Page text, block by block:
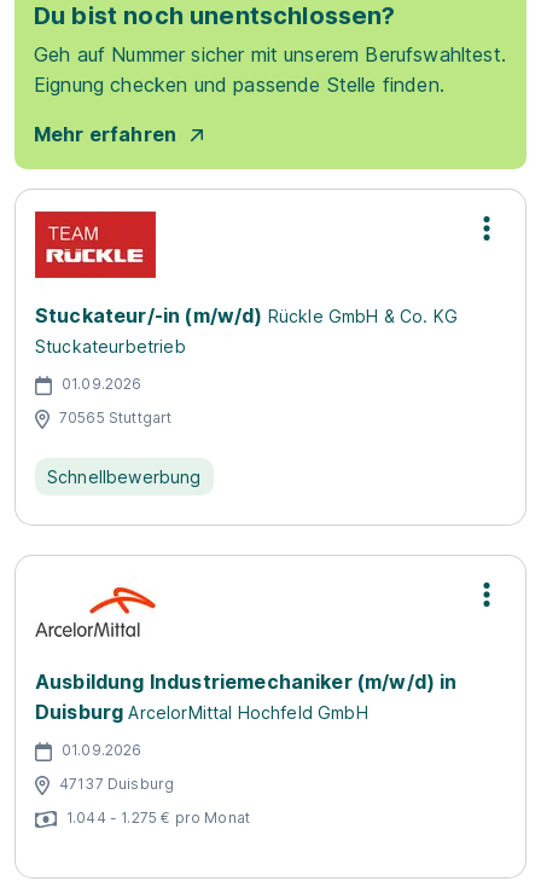
Du bist noch unentschlossen?
Geh auf Nummer sicher mit unserem Berufswahltest.
Eignung checken und passende Stelle finden.
Mehr erfahren
Stuckateur/-in (m/w/d) Rückle GmbH & Co. KG
Stuckateurbetrieb
01.09.2026
70565 Stuttgart
Schnellbewerbung
Ausbildung Industriemechaniker (m/w/d) in
Duisburg ArcelorMittal Hochfeld GmbH
01.09.2026
47137 Duisburg
1.044 - 1.275 € pro Monat